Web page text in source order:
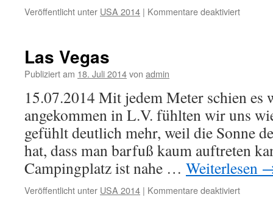
Veröffentlicht unter USA 2014 | Kommentare deaktiviert
Las Vegas
Publiziert am 18. Juli 2014von admin
15.07.2014 Mit jedem Meter schien es
angekommen in L.V. fühlten wir uns
gefühlt deutlich mehr, weil die Sonne
hat, dass man barfuß kaum auftreten
Campingplatz ist nahe … Weiterlesen
Veröffentlicht unter USA 2014 | Kommentare deaktiviert